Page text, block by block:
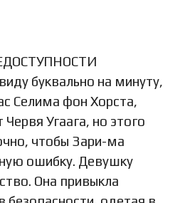
буквально на минуту,
Селима фон Хорста,
Угаага, но этого
чтобы Зари-ма
ошибку. Девушку
Она привыкла